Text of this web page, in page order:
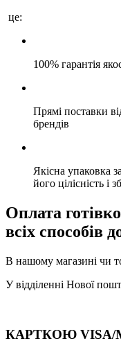
це:
100% гарантія
Прямі поставки
брендів
Якісна упаковка
його цілісність і
Оплата
всіх способів
В нашому магазині чи
У відділенні Нової
КАРТКОЮ VISA/